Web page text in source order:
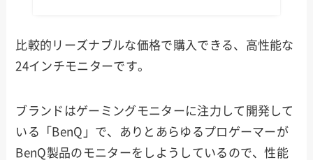
比較的リーズナブルな価格で購入できる、高性能な
24インチモニターです。
ブランドはゲーミングモニターに注力して開発して
いる「BenQ」で、ありとあらゆるプロゲーマーが
BenQ製品のモニターをしようしているので、性能